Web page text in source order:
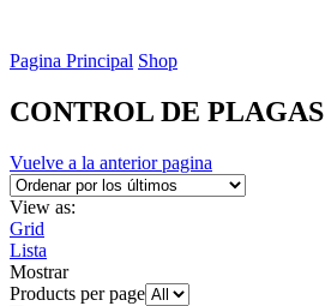
Pagina Principal Shop
CONTROL DE PLAGAS
Vuelve a la anterior pagina
View as:
Grid
Lista
Mostrar
Products per page